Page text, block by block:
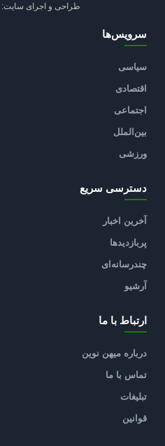
طراحی و اجرای سایت:
سرویس‌ها
سیاسی
اقتصادی
اجتماعی
بین‌الملل
ورزشی
دسترسی سریع
آخرین اخبار
پربازدیدها
چندرسانه‌ای
آرشیو
ارتباط با ما
درباره میهن نوین
تماس با ما
تبلیغات
قوانین